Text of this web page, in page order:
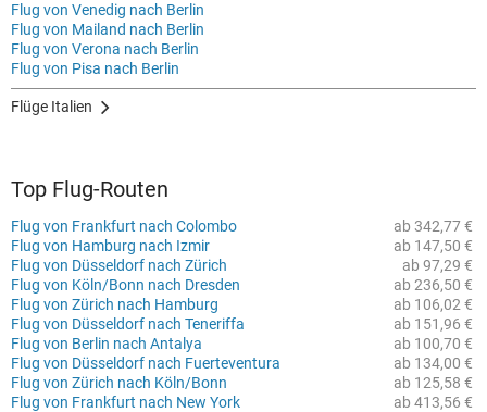
Flug von Venedig nach Berlin
Flug von Mailand nach Berlin
Flug von Verona nach Berlin
Flug von Pisa nach Berlin
Flüge Italien
Top Flug-Routen
ab 342,77 €
Flug von Frankfurt nach Colombo
ab 147,50 €
Flug von Hamburg nach Izmir
ab 97,29 €
Flug von Düsseldorf nach Zürich
ab 236,50 €
Flug von Köln/Bonn nach Dresden
ab 106,02 €
Flug von Zürich nach Hamburg
ab 151,96 €
Flug von Düsseldorf nach Teneriffa
ab 100,70 €
Flug von Berlin nach Antalya
ab 134,00 €
Flug von Düsseldorf nach Fuerteventura
ab 125,58 €
Flug von Zürich nach Köln/Bonn
ab 413,56 €
Flug von Frankfurt nach New York